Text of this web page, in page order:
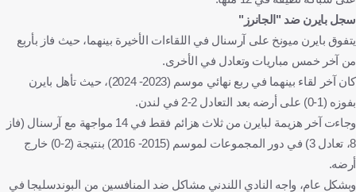
سجل بايرن ضد "الجانرز"
يتفوق بايرن ميونخ على آرسنال في اللقاءات الأخيرة بينهما، حيث فاز بأربع
من آخر خمس مباريات وتعادل في الأخرى.
كان آخر لقاء بينهما في ربع نهائي موسم (2023- 2024)، حيث تأهل بايرن
بفوزه (1-0) على أرضه بعد التعادل 2-2 في لندن.
وجاءت آخر هزيمة لبايرن من ثلاث هزائم فقط في 14 مواجهة مع آرسنال (فاز
8، تعادل 3) في دور المجموعات لموسم (2015- 2016) بنتيجة (2-0) خارج
أرضه.
وبشكل عام، واجه النادي اللندني مشاكل ضد المنافسين من البوندسليجا في